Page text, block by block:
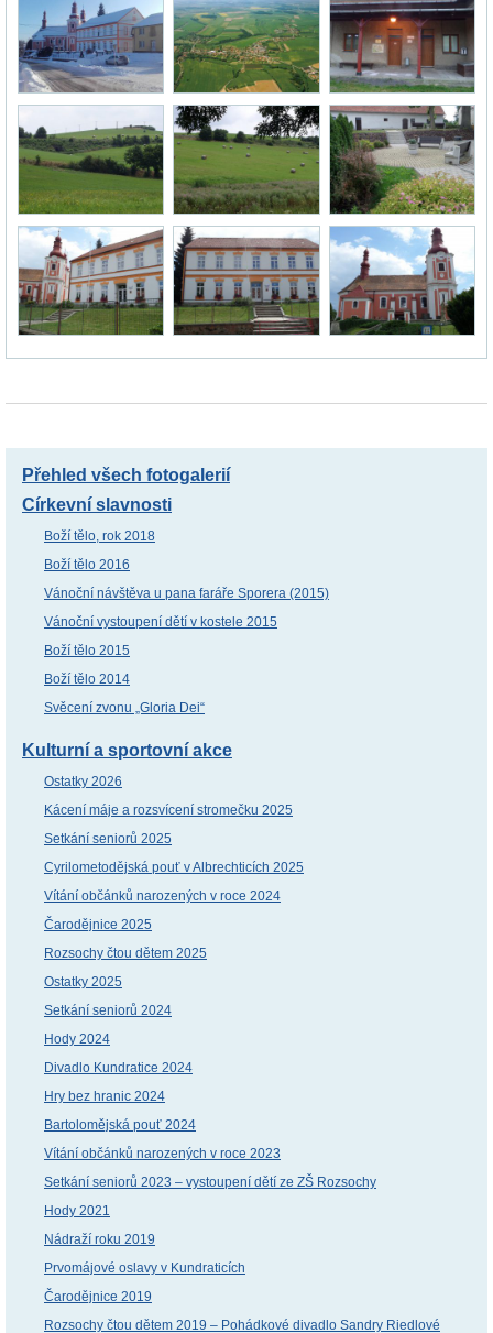
Přehled všech fotogalerií
Církevní slavnosti
Boží tělo, rok 2018
Boží tělo 2016
Vánoční návštěva u pana faráře Sporera (2015)
Vánoční vystoupení dětí v kostele 2015
Boží tělo 2015
Boží tělo 2014
Svěcení zvonu „Gloria Dei“
Kulturní a sportovní akce
Ostatky 2026
Kácení máje a rozsvícení stromečku 2025
Setkání seniorů 2025
Cyrilometodějská pouť v Albrechticích 2025
Vítání občánků narozených v roce 2024
Čarodějnice 2025
Rozsochy čtou dětem 2025
Ostatky 2025
Setkání seniorů 2024
Hody 2024
Divadlo Kundratice 2024
Hry bez hranic 2024
Bartolomějská pouť 2024
Vítání občánků narozených v roce 2023
Setkání seniorů 2023 – vystoupení dětí ze ZŠ Rozsochy
Hody 2021
Nádraží roku 2019
Prvomájové oslavy v Kundraticích
Čarodějnice 2019
Rozsochy čtou dětem 2019 – Pohádkové divadlo Sandry Riedlové